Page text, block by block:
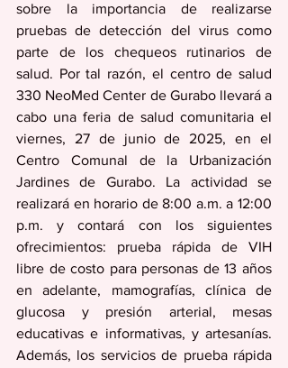
sobre la importancia de realizarse
pruebas de detección del virus como
parte de los chequeos rutinarios de
salud. Por tal razón, el centro de salud
330 NeoMed Center de Gurabo llevará a
cabo una feria de salud comunitaria el
viernes, 27 de junio de 2025, en el
Centro Comunal de la Urbanización
Jardines de Gurabo. La actividad se
realizará en horario de 8:00 a.m. a 12:00
p.m. y contará con los siguientes
ofrecimientos: prueba rápida de VIH
libre de costo para personas de 13 años
en adelante, mamografías, clínica de
glucosa y presión arterial, mesas
educativas e informativas, y artesanías.
Además, los servicios de prueba rápida